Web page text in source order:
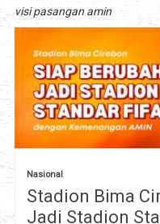
visi pasangan amin
Nasional
Stadion Bima
Jadi Stadion